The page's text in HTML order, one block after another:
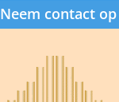
Neem contact op